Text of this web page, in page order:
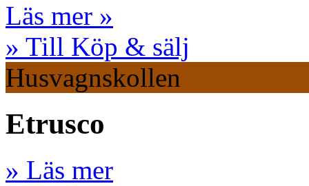
Läs mer »
» Till Köp & sälj
Husvagnskollen
Etrusco
» Läs mer